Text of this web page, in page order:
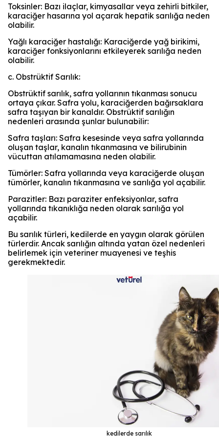
Toksinler: Bazı ilaçlar, kimyasallar veya zehirli bitkiler,
karaciğer hasarına yol açarak hepatik sarılığa neden
olabilir.
Yağlı karaciğer hastalığı: Karaciğerde yağ birikimi,
karaciğer fonksiyonlarını etkileyerek sarılığa neden
olabilir.
c. Obstrüktif Sarılık:
Obstrüktif sarılık, safra yollarının tıkanması sonucu
ortaya çıkar. Safra yolu, karaciğerden bağırsaklara
safra taşıyan bir kanaldır. Obstrüktif sarılığın
nedenleri arasında şunlar bulunabilir:
Safra taşları: Safra kesesinde veya safra yollarında
oluşan taşlar, kanalın tıkanmasına ve bilirubinin
vücuttan atılamamasına neden olabilir.
Tümörler: Safra yollarında veya karaciğerde oluşan
tümörler, kanalın tıkanmasına ve sarılığa yol açabilir.
Parazitler: Bazı paraziter enfeksiyonlar, safra
yollarında tıkanıklığa neden olarak sarılığa yol
açabilir.
Bu sarılık türleri, kedilerde en yaygın olarak görülen
türlerdir. Ancak sarılığın altında yatan özel nedenleri
belirlemek için veteriner muayenesi ve teşhis
gerekmektedir.
kedilerde sarılık